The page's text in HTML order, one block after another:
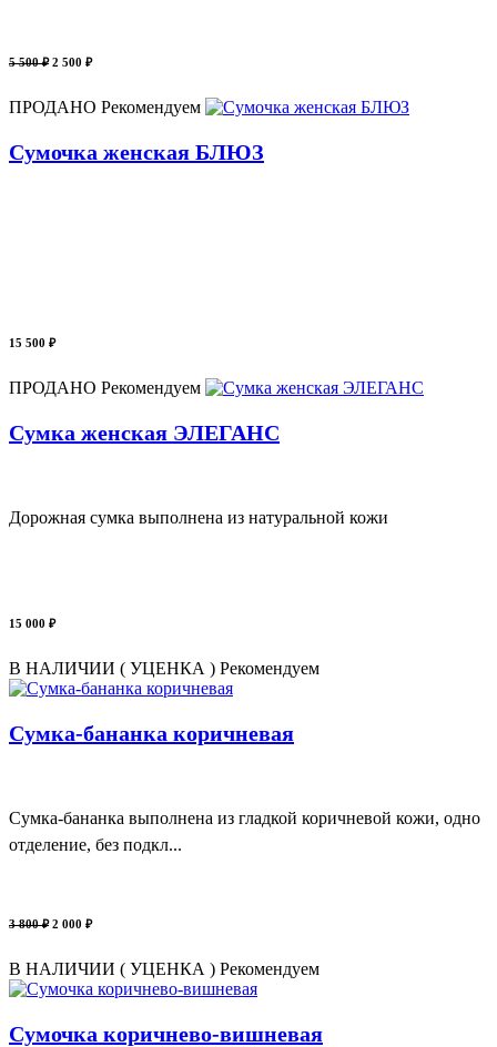
5 500 ₽ 2 500 ₽
ПРОДАНО Рекомендуем
Сумочка женская БЛЮЗ
15 500 ₽
ПРОДАНО Рекомендуем
Сумка женская ЭЛЕГАНС
Дорожная сумка выполнена из натуральной кожи
15 000 ₽
В НАЛИЧИИ ( УЦЕНКА ) Рекомендуем
Сумка-бананка коричневая
Сумка-бананка выполнена из гладкой коричневой кожи, одно
отделение, без подкл...
3 800 ₽ 2 000 ₽
В НАЛИЧИИ ( УЦЕНКА ) Рекомендуем
Сумочка коричнево-вишневая